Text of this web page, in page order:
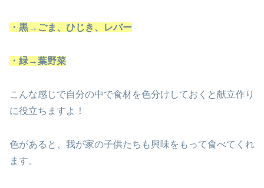
・黒→ごま、ひじき、レバー
・緑→葉野菜
こんな感じで自分の中で食材を色分けしておくと献立作り
に役立ちますよ！
色があると、我が家の子供たちも興味をもって食べてくれ
ます。